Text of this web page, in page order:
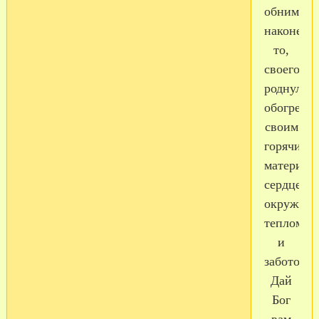
наконец-
то,
своего
своим
горячим
теплом
и
заботой!..
Дай
Бог